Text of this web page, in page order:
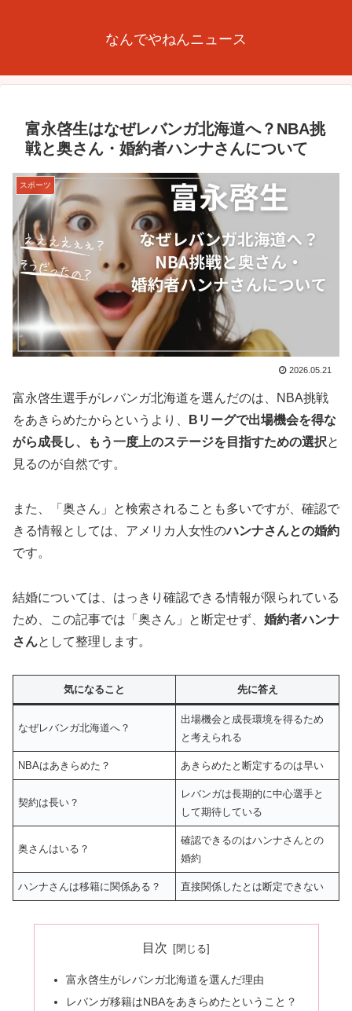
なんでやねんニュース
富永啓生はなぜレバンガ北海道へ？NBA挑
戦と奥さん・婚約者ハンナさんについて
スポーツ
2026.05.21
富永啓生選手がレバンガ北海道を選んだのは、NBA挑戦
をあきらめたからというより、
Bリーグで出場機会を得な
がら成長し、もう一度上のステージを目指すための選択と
見るのが自然です。
また、「奥さん」と検索されることも多いですが、確認で
きる情報としては、アメリカ人女性のハンナさんとの婚約
です。
結婚については、はっきり確認できる情報が限られている
ため、この記事では「奥さん」と断定せず、 婚約者ハンナ
さんとして整理します。
気になること 先に答え
なぜレバンガ北海道へ？
出場機会と成長環境を得るため
と考えられる
NBAはあきらめた？ あきらめたと断定するのは早い
契約は長い？
レバンガは長期的に中心選手と
して期待している
奥さんはいる？
確認できるのはハンナさんとの
婚約
ハンナさんは移籍に関係ある？ 直接関係したとは断定できない
目次
富永啓生がレバンガ北海道を選んだ理由
レバンガ移籍はNBAをあきらめたということ？